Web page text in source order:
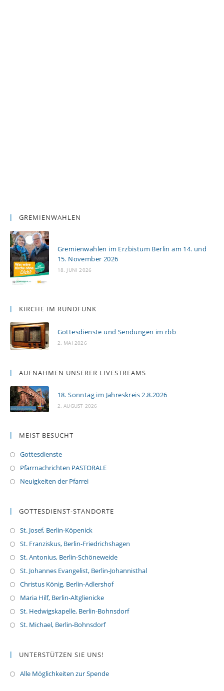
GREMIENWAHLEN
Gremienwahlen im Erzbistum Berlin am 14. und
15. November 2026
18. JUNI 2026
KIRCHE IM RUNDFUNK
Gottesdienste und Sendungen im rbb
2. MAI 2026
AUFNAHMEN UNSERER LIVESTREAMS
18. Sonntag im Jahreskreis 2.8.2026
2. AUGUST 2026
MEIST BESUCHT
Gottesdienste
Pfarrnachrichten PASTORALE
Neuigkeiten der Pfarrei
GOTTESDIENST-STANDORTE
St. Josef, Berlin-Köpenick
St. Franziskus, Berlin-Friedrichshagen
St. Antonius, Berlin-Schöneweide
St. Johannes Evangelist, Berlin-Johannisthal
Christus König, Berlin-Adlershof
Maria Hilf, Berlin-Altglienicke
St. Hedwigskapelle, Berlin-Bohnsdorf
St. Michael, Berlin-Bohnsdorf
UNTERSTÜTZEN SIE UNS!
Alle Möglichkeiten zur Spende